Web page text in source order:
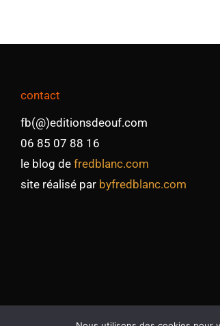
contact
fb(@)editionsdeouf.com
06 85 07 88 16
le blog de fredblanc.com
site réalisé par byfredblanc.com